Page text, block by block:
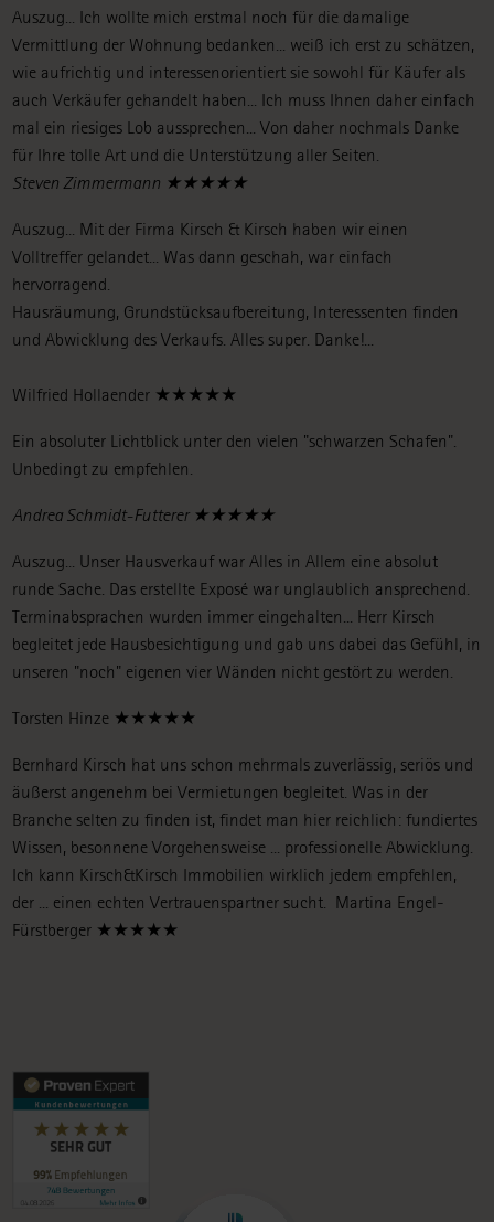
Auszug... Ich wollte mich erstmal noch für die damalige
Vermittlung der Wohnung bedanken... weiß ich erst zu schätzen,
wie aufrichtig und interessenorientiert sie sowohl für Käufer als
auch Verkäufer gehandelt haben... Ich muss Ihnen daher einfach
mal ein riesiges Lob aussprechen... Von daher nochmals Danke
für Ihre tolle Art und die Unterstützung aller Seiten.
Steven Zimmermann ★★★★★
Auszug... Mit der Firma Kirsch & Kirsch haben wir einen
Volltreffer gelandet... Was dann geschah, war einfach
hervorragend.
Hausräumung, Grundstücksaufbereitung, Interessenten finden
und Abwicklung des Verkaufs. Alles super. Danke!...
Wilfried Hollaender ★★★★★
Ein absoluter Lichtblick unter den vielen "schwarzen Schafen".
Unbedingt zu empfehlen.
Andrea Schmidt-Futterer ★★★★★
Auszug... Unser Hausverkauf war Alles in Allem eine absolut
runde Sache. Das erstellte Exposé war unglaublich ansprechend.
Terminabsprachen wurden immer eingehalten... Herr Kirsch
begleitet jede Hausbesichtigung und gab uns dabei das Gefühl, in
unseren "noch" eigenen vier Wänden nicht gestört zu werden.
Torsten Hinze ★★★★★
Bernhard Kirsch hat uns schon mehrmals zuverlässig, seriös und
äußerst angenehm bei Vermietungen begleitet. Was in der
Branche selten zu finden ist, findet man hier reichlich: fundiertes
Wissen, besonnene Vorgehensweise ... professionelle Abwicklung.
Ich kann Kirsch&Kirsch Immobilien wirklich jedem empfehlen,
der ... einen echten Vertrauenspartner sucht. Martina Engel-
Fürstberger ★★★★★